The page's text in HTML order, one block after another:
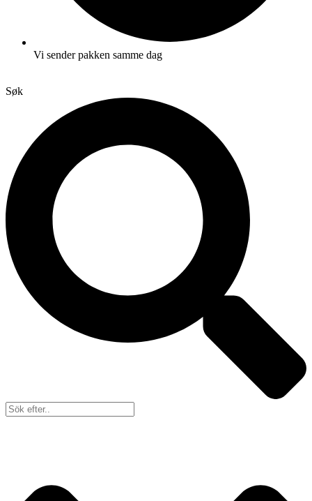
Vi sender pakken samme dag
Søk